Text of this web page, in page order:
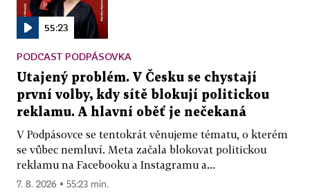
55:23
PODCAST PODPÁSOVKA
Utajený problém. V Česku se chystají
první volby, kdy sítě blokují politickou
reklamu. A hlavní oběť je nečekaná
V Podpásovce se tentokrát věnujeme tématu, o kterém
se vůbec nemluví. Meta začala blokovat politickou
reklamu na Facebooku a Instagramu a...
7. 8. 2026 ▪ 55:23 min.